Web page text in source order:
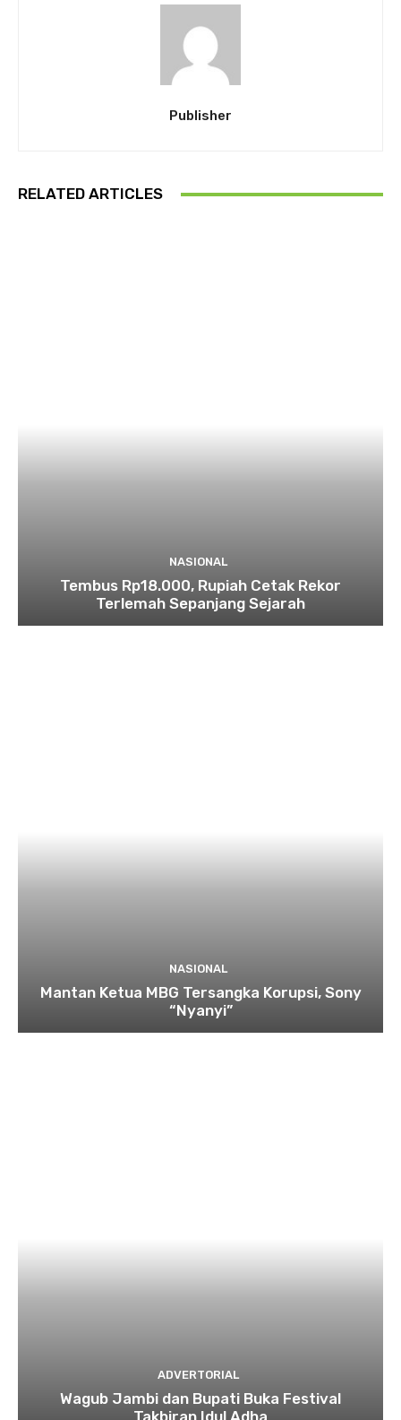
Publisher
RELATED ARTICLES
NASIONAL
Tembus Rp18.000, Rupiah Cetak Rekor
Terlemah Sepanjang Sejarah
NASIONAL
Mantan Ketua MBG Tersangka Korupsi, Sony
“Nyanyi”
ADVERTORIAL
Wagub Jambi dan Bupati Buka Festival